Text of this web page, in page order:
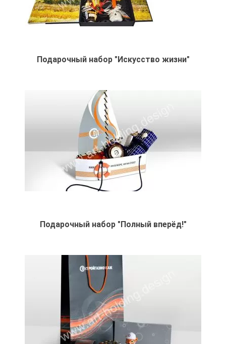
Подарочный набор "Искусство жизни"
Подарочный набор "Полный вперёд!"